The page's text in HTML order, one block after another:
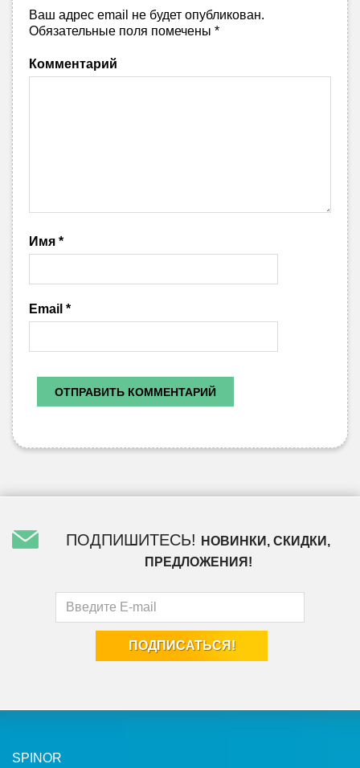
Ваш адрес email не будет опубликован.
Обязательные поля помечены *
Комментарий
Имя *
Email *
ПОДПИШИТЕСЬ!
НОВИНКИ, СКИДКИ,
ПРЕДЛОЖЕНИЯ!
SPINOR